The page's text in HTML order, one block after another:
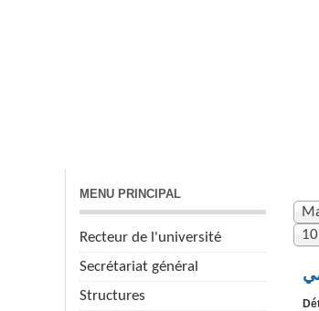
10
MENU PRINCIPAL
Recteur de l'université
Secrétariat général
Structures